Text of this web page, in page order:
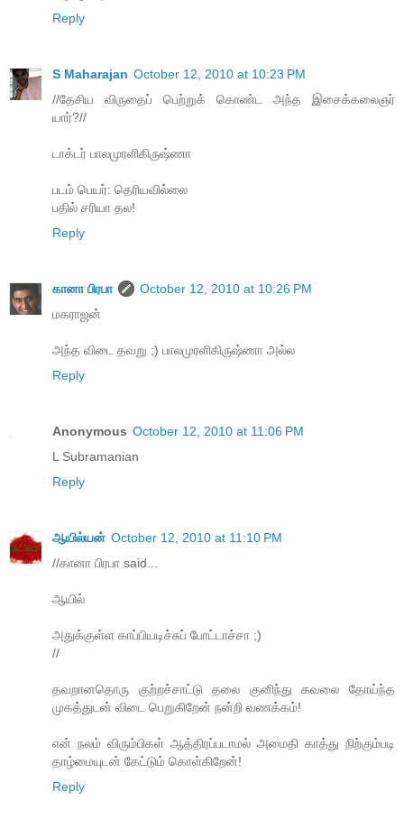
Reply
S Maharajan October 12, 2010 at 10:23 PM
//தேசிய விருதைப் பெற்றுக் கொண்ட அந்த இசைக்கலைஞர்
யார்?//
டாக்டர் பாலமுரளிகிருஷ்ணா
படம் பெயர்: தெரியவில்லை
பதில் சரியா தல!
Reply
கானா பிரபா
October 12, 2010 at 10:26 PM
மகராஜன்
அந்த விடை தவறு ;) பாலமுரளிகிருஷ்ணா அல்ல
Reply
Anonymous October 12, 2010 at 11:06 PM
L Subramanian
Reply
ஆயில்யன் October 12, 2010 at 11:10 PM
//கானா பிரபா said...
ஆயில்
அதுக்குள்ள காப்பியடிச்சுப் போட்டாச்சா ;)
//
தவறானதொரு குற்றச்சாட்டு தலை குனிந்து கவலை தோய்ந்த
முகத்துடன் விடை பெறுகிறேன் நன்றி வணக்கம்!
என் நலம் விரும்பிகள் ஆத்திரப்படாமல் அமைதி காத்து நிற்கும்படி
தாழ்மையுடன் கேட்டும் கொள்கிறேன்!
Reply